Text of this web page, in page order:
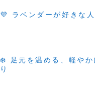
💜 ラベンダーが好きな人
❄️ 足元を温める、軽やか
り